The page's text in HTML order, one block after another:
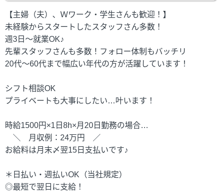
【主婦（夫）、Ｗワーク・学生さんも歓迎！】
未経験からスタートしたスタッフさん多数！
週3日～就業OK♪
先輩スタッフさんも多数！フォロー体制もバッチリ
20代～60代まで幅広い年代の方が活躍しています！
シフト相談OK
プライベートも大事にしたい…叶います！
時給1500円×1日8h×月20日勤務の場合…
＼ 月収例：24万円 ／
お給料は月末〆翌15日支払いです♪
＊日払い・週払いOK（当社規定）
◎最短で翌日に支給！